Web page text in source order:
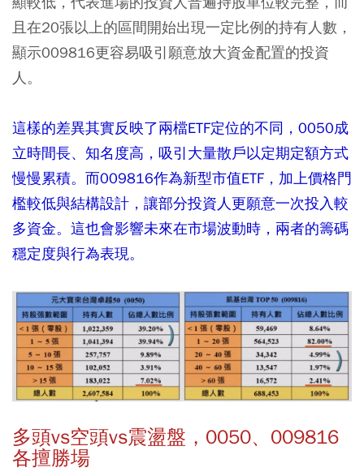
且在20張以上的區間開始出現一定比例的持有人數，
顯示009816更容易吸引願意放大資金配置的投資
人。
這樣的差異其實反映了兩檔ETF定位的不同，0050成
立時間長、知名度高，吸引大量散戶以定期定額方式
慢慢累積。而009816作為新型市值ETF，加上價格門
檻較低與結構設計，讓部分投資人更願意一次投入較
多資金。這也會影響未來在市場波動時，兩者的籌碼
穩定度與行為表現。
多頭vs空頭vs震盪盤，0050、009816
各擅勝場